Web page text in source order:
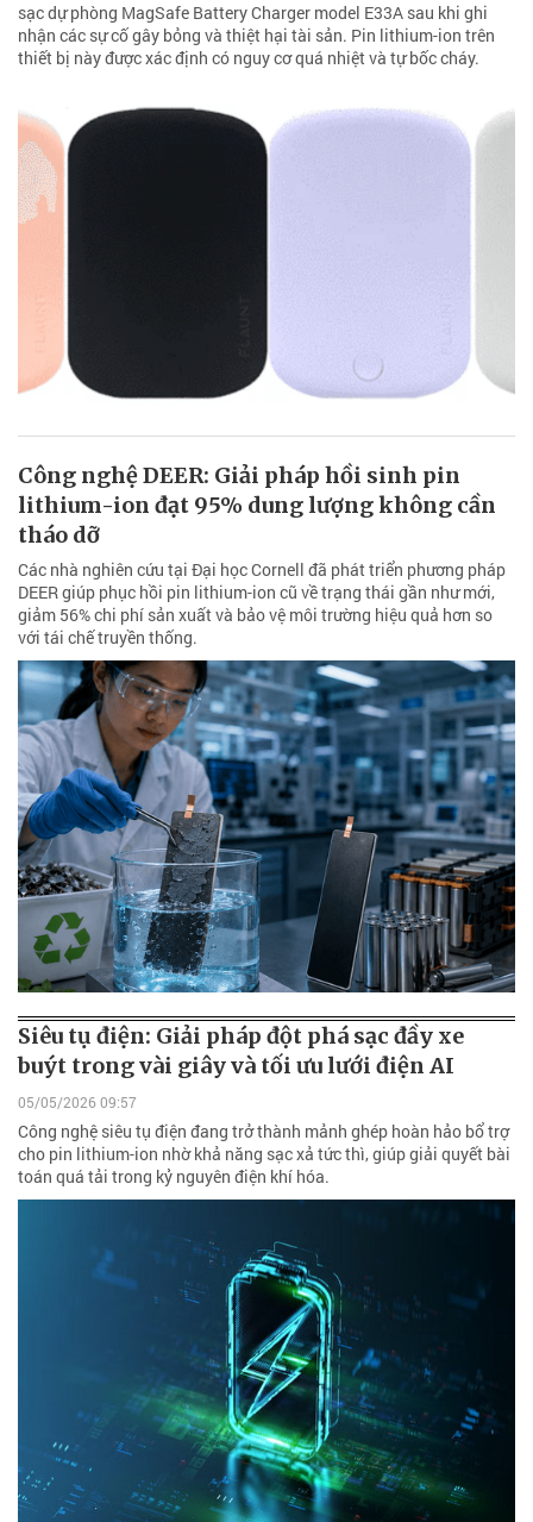
sạc dự phòng MagSafe Battery Charger model E33A sau khi ghi
nhận các sự cố gây bỏng và thiệt hại tài sản. Pin lithium-ion trên
thiết bị này được xác định có nguy cơ quá nhiệt và tự bốc cháy.
Công nghệ DEER: Giải pháp hồi sinh pin
lithium-ion đạt 95% dung lượng không cần
tháo dỡ
Các nhà nghiên cứu tại Đại học Cornell đã phát triển phương pháp
DEER giúp phục hồi pin lithium-ion cũ về trạng thái gần như mới,
giảm 56% chi phí sản xuất và bảo vệ môi trường hiệu quả hơn so
với tái chế truyền thống.
Siêu tụ điện: Giải pháp đột phá sạc đầy xe
buýt trong vài giây và tối ưu lưới điện AI
05/05/2026 09:57
Công nghệ siêu tụ điện đang trở thành mảnh ghép hoàn hảo bổ trợ
cho pin lithium-ion nhờ khả năng sạc xả tức thì, giúp giải quyết bài
toán quá tải trong kỷ nguyên điện khí hóa.